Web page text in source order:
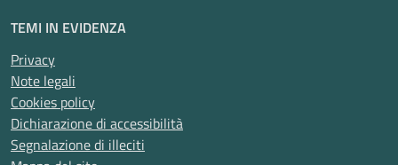
TEMI IN EVIDENZA
Privacy
Note legali
Cookies policy
Dichiarazione di accessibilità
Segnalazione di illeciti